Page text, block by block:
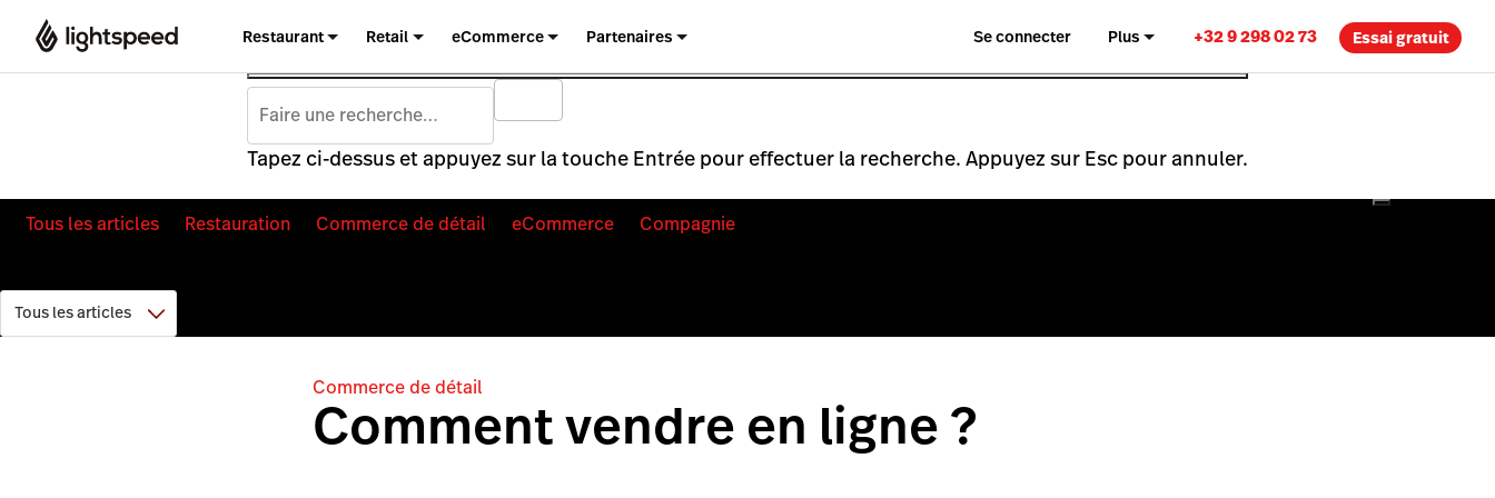
Restaurant Retail eCommerce Partenaires Se connecter Plus +32 9 298 02 73 Essai gratuit
Tapez ci-dessus et appuyez sur la touche Entrée pour effectuer la recherche. Appuyez sur Esc pour annuler.
Tous les articles Restauration Commerce de détail eCommerce Compagnie
Commerce de détail
Comment vendre en ligne ?